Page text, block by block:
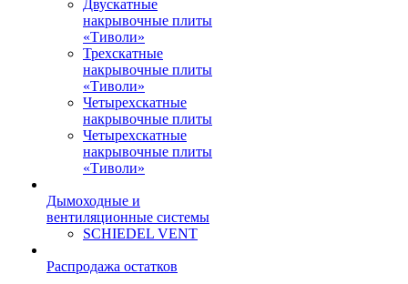
Двускатные
накрывочные плиты
«Тиволи»
Трехскатные
накрывочные плиты
«Тиволи»
Четырехскатные
накрывочные плиты
Четырехскатные
накрывочные плиты
«Тиволи»
Дымоходные и
вентиляционные системы
SCHIEDEL VENT
Распродажа остатков